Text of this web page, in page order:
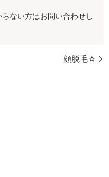
ない方はお問い合わせし
顔脱毛☆